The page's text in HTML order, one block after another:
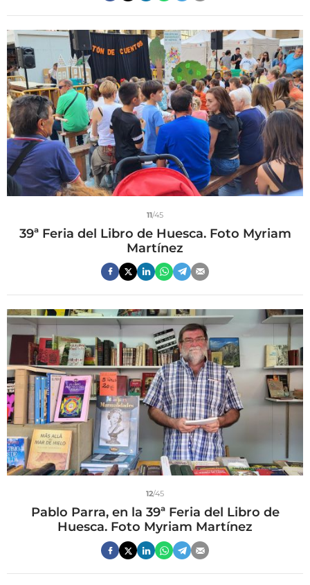
11/45
39ª Feria del Libro de Huesca. Foto Myriam
Martínez
12/45
Pablo Parra, en la 39ª Feria del Libro de
Huesca. Foto Myriam Martínez